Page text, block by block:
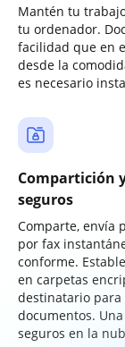
Mantén tu
tu ordenador.
facilidad que en
desde la
es necesario
Compartición
seguros
Comparte, envía
por fax
conforme.
en carpetas
destinatario para
documentos.
seguros en la